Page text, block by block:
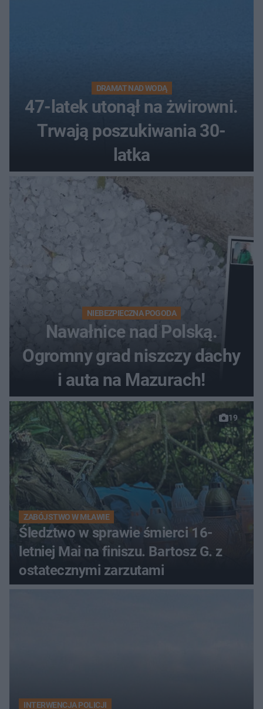
DRAMAT NAD WODĄ
47-latek utonął na żwirowni.
Trwają poszukiwania 30-
latka
NIEBEZPIECZNA POGODA
Nawałnice nad Polską.
Ogromny grad niszczy dachy
i auta na Mazurach!
19
ZABÓJSTWO W MŁAWIE
Śledztwo w sprawie śmierci 16-
letniej Mai na finiszu. Bartosz G. z
ostatecznymi zarzutami
INTERWENCJA POLICJI